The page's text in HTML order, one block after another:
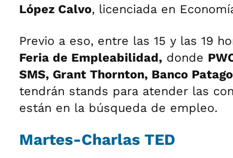
López Calvo, licenciada en
Previo a eso, entre las 15 y las 19
Feria de Empleabilidad, donde
SMS, Grant Thornton, Banco
tendrán stands para atender las
están en la búsqueda de empleo.
Martes-Charlas TED